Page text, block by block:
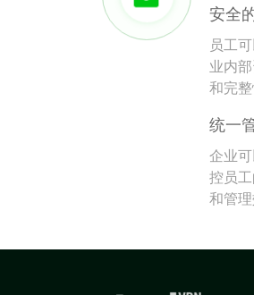
安全
员工
业内
和完整
统一
企业
控员
和管理